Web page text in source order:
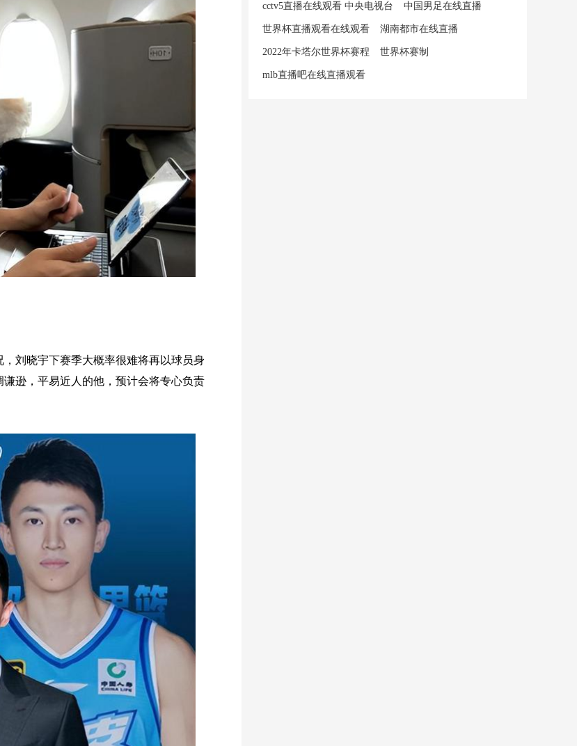
刘晓宇下赛季大概率很难将再以球员身
逊，平易近人的他，预计会将专心负责
cctv5直播在线观看 中央电视台 中国男足在线直播
世界杯直播观看在线观看 湖南都市在线直播
2022年卡塔尔世界杯赛程 世界杯赛制
mlb直播吧在线直播观看